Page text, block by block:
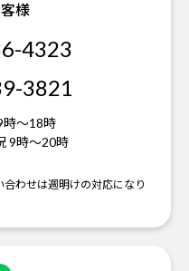
様
4323
3821
時～18時
9時～20時
わせは週明けの対応になり